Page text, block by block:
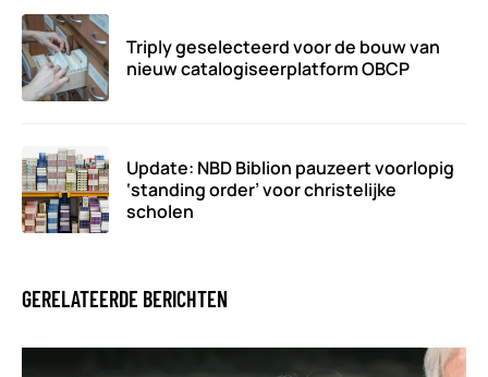
Triply geselecteerd voor de bouw van
nieuw catalogiseerplatform OBCP
Update: NBD Biblion pauzeert voorlopig
‘standing order’ voor christelijke
scholen
GERELATEERDE BERICHTEN